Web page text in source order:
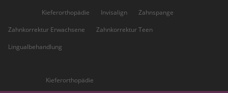
Kieferorthopädie Invisalign
Zahnspange
Zahnkorrektur Erwachsene
Zahnkorrektur Teen
Lingualbehandlung
Kieferorthopädie